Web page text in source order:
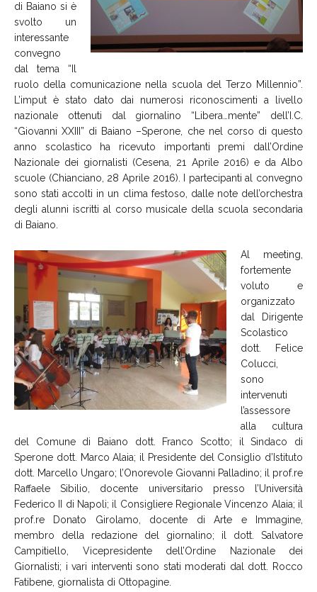
di Baiano si è
svolto un
interessante
convegno
dal tema “Il
ruolo della comunicazione nella scuola del Terzo Millennio”.
L’imput è stato dato dai numerosi riconoscimenti a livello
nazionale ottenuti dal giornalino “Libera…mente” dell’I.C.
“Giovanni XXIII” di Baiano –Sperone, che nel corso di questo
anno scolastico ha ricevuto importanti premi dall’Ordine
Nazionale dei giornalisti (Cesena, 21 Aprile 2016) e da Albo
scuole (Chianciano, 28 Aprile 2016). I partecipanti al convegno
sono stati accolti in un clima festoso, dalle note dell’orchestra
degli alunni iscritti al corso musicale della scuola secondaria
di Baiano.
Al meeting,
fortemente
voluto e
organizzato
dal Dirigente
Scolastico
dott. Felice
Colucci,
sono
intervenuti
l’assessore
alla cultura
del Comune di Baiano dott. Franco Scotto; il Sindaco di
Sperone dott. Marco Alaia; il Presidente del Consiglio d’Istituto
dott. Marcello Ungaro; l’Onorevole Giovanni Palladino; il prof.re
Raffaele Sibilio, docente universitario presso l’Università
Federico II di Napoli; il Consigliere Regionale Vincenzo Alaia; il
prof.re Donato Girolamo, docente di Arte e Immagine,
membro della redazione del giornalino; il dott. Salvatore
Campitiello, Vicepresidente dell’Ordine Nazionale dei
Giornalisti; i vari interventi sono stati moderati dal dott. Rocco
Fatibene, giornalista di Ottopagine.